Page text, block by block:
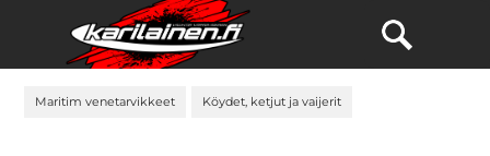
Maritim venetarvikkeet Köydet, ketjut ja vaijerit